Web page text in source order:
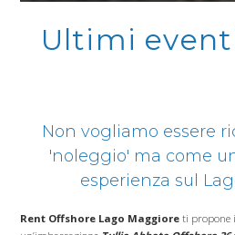
Ultimi
Non vogliamo essere
'noleggio' ma come
esperienza sul
Rent Offshore Lago Maggiore ti propone